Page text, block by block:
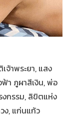
จ้าพระยา, แสง
ฟ้า ภูผาสีเงิน, พ่อ
งกรรม, ลิขิตแห่ง
ง, แก่นแก้ว